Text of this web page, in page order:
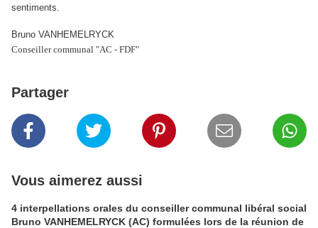
sentiments.
Bruno VANHEMELRYCK
Conseiller communal "AC - FDF"
Partager
Vous aimerez aussi
4 interpellations orales du conseiller communal libéral social
Bruno VANHEMELRYCK (AC) formulées lors de la réunion de